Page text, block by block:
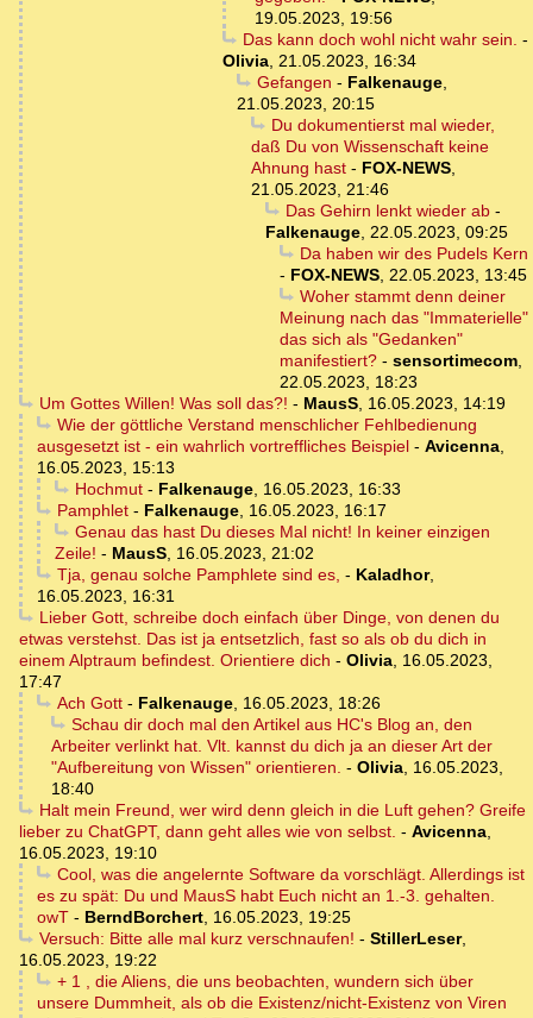
19.05.2023, 19:56
Das kann doch wohl nicht wahr sein. -
Olivia, 21.05.2023, 16:34
Gefangen - Falkenauge,
21.05.2023, 20:15
Du dokumentierst mal wieder,
daß Du von Wissenschaft keine
Ahnung hast - FOX-NEWS,
21.05.2023, 21:46
Das Gehirn lenkt wieder ab-
Falkenauge, 22.05.2023, 09:25
Da haben wir des Pudels Kern
- FOX-NEWS, 22.05.2023, 13:45
Woher stammt denn deiner
Meinung nach das "Immaterielle"
das sich als "Gedanken"
manifestiert? - sensortimecom,
22.05.2023, 18:23
Um Gottes Willen! Was soll das?! - MausS, 16.05.2023, 14:19
Wie der göttliche Verstand menschlicher Fehlbedienung
ausgesetzt ist - ein wahrlich vortreffliches Beispiel - Avicenna,
16.05.2023, 15:13
Hochmut- Falkenauge, 16.05.2023, 16:33
Pamphlet- Falkenauge, 16.05.2023, 16:17
Genau das hast Du dieses Mal nicht! In keiner einzigen
Zeile! - MausS, 16.05.2023, 21:02
Tja, genau solche Pamphlete sind es, - Kaladhor,
16.05.2023, 16:31
Lieber Gott, schreibe doch einfach über Dinge, von denen du
etwas verstehst. Das ist ja entsetzlich, fast so als ob du dich in
einem Alptraum befindest. Orientiere dich - Olivia, 16.05.2023,
17:47
Ach Gott- Falkenauge, 16.05.2023, 18:26
Schau dir doch mal den Artikel aus HC's Blog an, den
Arbeiter verlinkt hat. Vlt. kannst du dich ja an dieser Art der
"Aufbereitung von Wissen" orientieren. - Olivia, 16.05.2023,
18:40
Halt mein Freund, wer wird denn gleich in die Luft gehen? Greife
lieber zu ChatGPT, dann geht alles wie von selbst. - Avicenna,
16.05.2023, 19:10
Cool, was die angelernte Software da vorschlägt. Allerdings ist
es zu spät: Du und MausS habt Euch nicht an 1.-3. gehalten.
owT - BerndBorchert, 16.05.2023, 19:25
Versuch: Bitte alle mal kurz verschnaufen! - StillerLeser,
16.05.2023, 19:22
+ 1 , die Aliens, die uns beobachten, wundern sich über
unsere Dummheit, als ob die Existenz/nicht-Existenz von Viren